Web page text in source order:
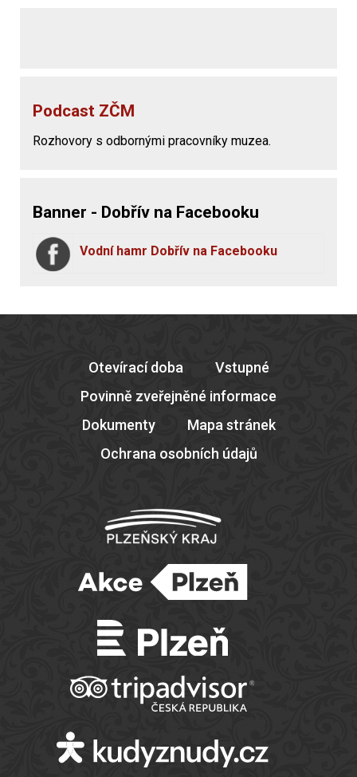
Podcast ZČM
Rozhovory s odbornými pracovníky muzea.
Banner - Dobřív na Facebooku
Vodní hamr Dobřív na Facebooku
Otevírací doba
Vstupné
Povinně zveřejněné informace
Dokumenty
Mapa stránek
Ochrana osobních údajů